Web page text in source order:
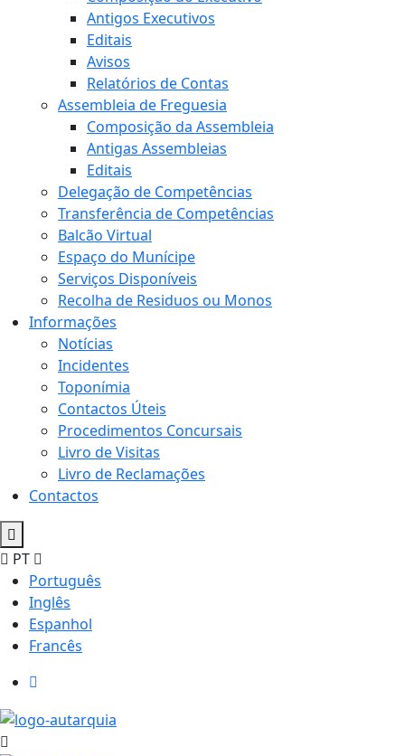
Antigos Executivos
Editais
Avisos
Relatórios de Contas
Assembleia de Freguesia
Composição da Assembleia
Antigas Assembleias
Editais
Delegação de Competências
Transferência de Competências
Balcão Virtual
Espaço do Munícipe
Serviços Disponíveis
Recolha de Residuos ou Monos
Informações
Notícias
Incidentes
Toponímia
Contactos Úteis
Procedimentos Concursais
Livro de Visitas
Livro de Reclamações
Contactos
PT
Português
Inglês
Espanhol
Francês